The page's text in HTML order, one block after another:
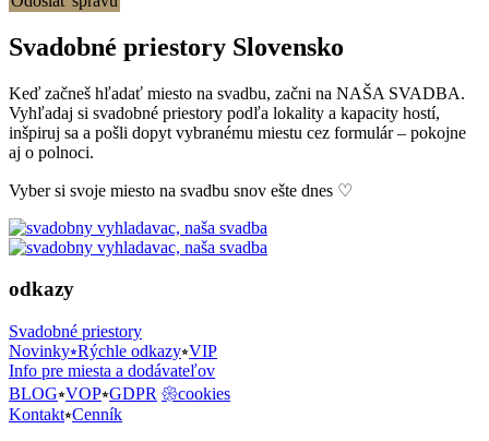
Svadobné priestory Slovensko
Keď začneš hľadať miesto na svadbu, začni na NAŠA SVADBA.
Vyhľadaj si svadobné priestory podľa lokality a kapacity hostí,
inšpiruj sa a pošli dopyt vybranému miestu cez formulár – pokojne
aj o polnoci.
Vyber si svoje miesto na svadbu snov ešte dnes ♡
odkazy
Svadobné priestory
Novinky⭒Rýchle odkazy⭒VIP
Info pre miesta a dodávateľov
BLOG⭒VOP⭒GDPR 𑁍cookies
Kontakt⭒Cenník